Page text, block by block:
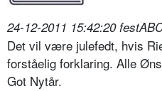
24-12-2011 15:42:20
Det vil være julefedt, hvis
forståelig forklaring. Alle
Got Nytår.